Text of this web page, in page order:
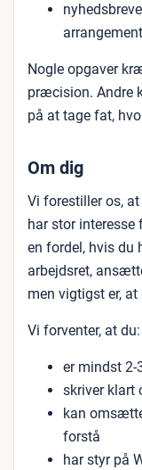
Nogle opgaver
præcision. Andre
på at tage fat,
Om dig
Vi forestiller os,
har stor interesse
en fordel, hvis du
arbejdsret,
men vigtigst er,
Vi forventer, at du:
er mindst 2-
skriver klart
kan
forstå
har styr på